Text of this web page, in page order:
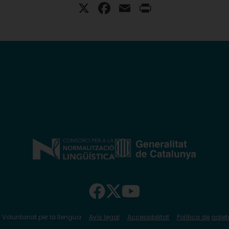
X Facebook
Email
per la llengua Avís legal Accessibilitat Política de